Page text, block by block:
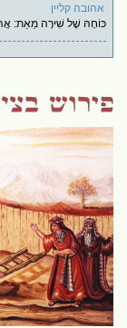
אהובה קליין
כּוֹחָהּ שֶׁל שִׁירָה מֵאֵת: